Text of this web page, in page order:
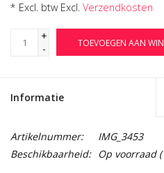
* Excl. btw Excl. Verzendkosten
+
-
TOEVOEGEN AAN
Informatie
Artikelnummer:
IMG_3453
Beschikbaarheid: Op voorraad